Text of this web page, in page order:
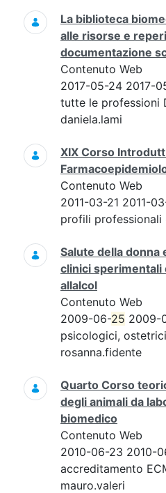
La biblioteca
alle risorse e
documentazione
Contenuto Web
2017-05-24 2017-
tutte le professioni
daniela.lami
XIX Corso
Contenuto Web
2011-03-21 2011-
profili professionali
Salute della donna
clinici sperimentali
allalcol
Contenuto Web
2009-06-25 2009-
psicologici,
rosanna.fidente
Quarto Corso
degli animali da
biomedico
Contenuto Web
2010-06-23 2010-
accreditamento
mauro.valeri